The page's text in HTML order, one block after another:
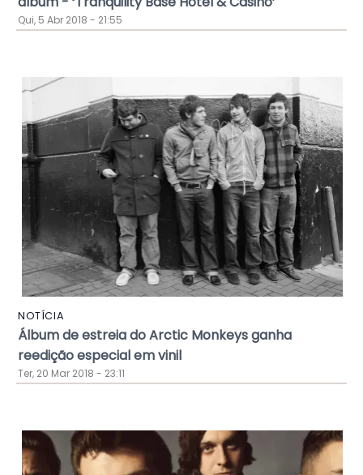
Qui, 5 Abr 2018 - 21:55
NOTÍCIA
Álbum de estreia do Arctic Monkeys ganha
reedição especial em vinil
Ter, 20 Mar 2018 - 23:11